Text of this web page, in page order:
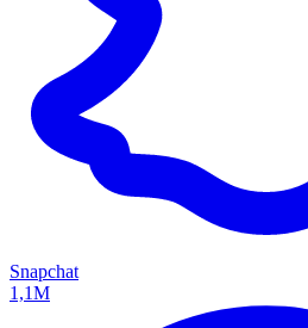
Snapchat
1,1M